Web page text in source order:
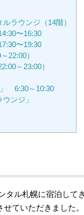
ラウンジ（14階）
〜16:30
〜19:30
22:00）
～23:00）
6:30～10:30
ンジ」
タル札幌に宿泊して
せていただきました